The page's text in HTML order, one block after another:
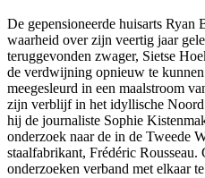
De gepensioneerde huisarts Ryan
waarheid over zijn veertig jaar
teruggevonden zwager, Sietse
de verdwijning opnieuw te
meegesleurd in een maalstroom
zijn verblijf in het idyllische
hij de journaliste Sophie
onderzoek naar de in de Tweede
staalfabrikant, Frédéric
onderzoeken verband met elkaar